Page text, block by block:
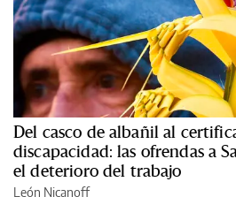
Del casco de albañil al
discapacidad: las ofrendas a
el deterioro del trabajo
León Nicanoff